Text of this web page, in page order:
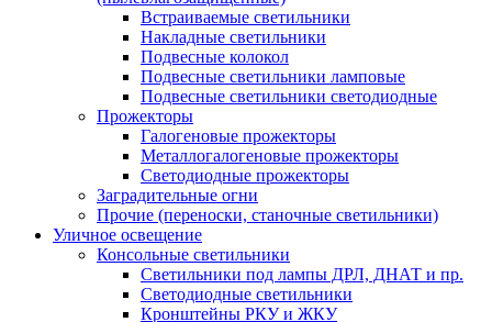
Встраиваемые светильники
Накладные светильники
Подвесные колокол
Подвесные светильники ламповые
Подвесные светильники светодиодные
Прожекторы
Галогеновые прожекторы
Металлогалогеновые прожекторы
Светодиодные прожекторы
Заградительные огни
Прочие (переноски, станочные светильники)
Уличное освещение
Консольные светильники
Cветильники под лампы ДРЛ, ДНАТ и пр.
Cветодиодные светильники
Кронштейны РКУ и ЖКУ